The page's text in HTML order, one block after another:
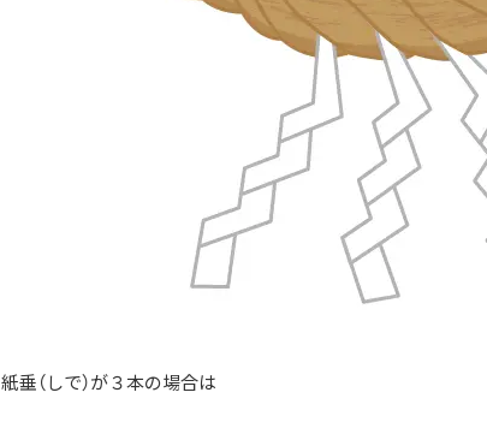
紙垂（しで）が３本の場合は